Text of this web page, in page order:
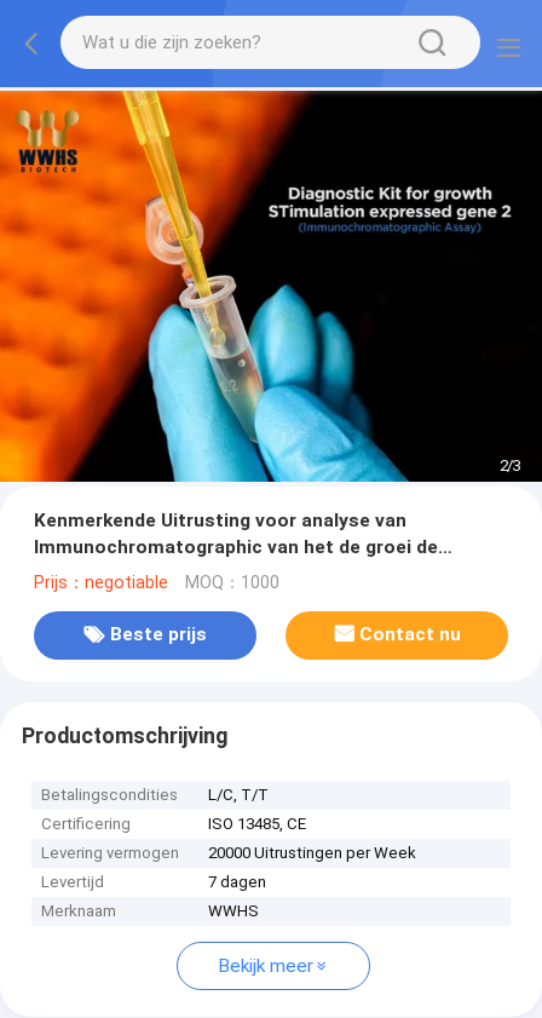
2/3
Kenmerkende Uitrusting voor analyse van
Immunochromatographic van het de groei de
Stimulatie uitgedrukte gen door WWHS
Prijs：negotiable MOQ：1000
Beste prijs Contact nu
Productomschrijving
Betalingscondities
L/C, T/T
Certificering
ISO 13485, CE
Levering vermogen
20000 Uitrustingen per Week
Levertijd
7 dagen
Merknaam
WWHS
Bekijk meer